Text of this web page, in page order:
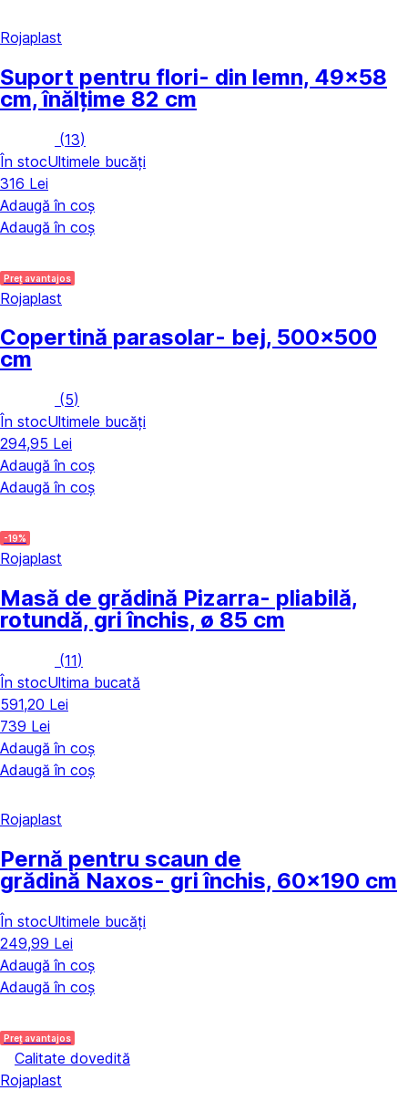
Rojaplast
Suport pentru flori- din lemn, 49x58
cm, înălțime 82 cm
(13)
În stocUltimele bucăți
316 Lei
Adaugă în coș
Adaugă în coș
Preț avantajos
Rojaplast
Copertină parasolar- bej, 500x500
cm
(5)
În stocUltimele bucăți
294,95 Lei
Adaugă în coș
Adaugă în coș
-19%
Rojaplast
Masă de grădină Pizarra- pliabilă,
rotundă, gri închis, ø 85 cm
(11)
În stocUltima bucată
591,20 Lei
739 Lei
Adaugă în coș
Adaugă în coș
Rojaplast
Pernă pentru scaun de
grădină Naxos- gri închis, 60x190 cm
În stocUltimele bucăți
249,99 Lei
Adaugă în coș
Adaugă în coș
Preț avantajos
Calitate dovedită
Rojaplast